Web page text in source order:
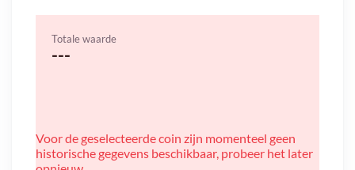
Totale waarde
---
Voor de geselecteerde coin zijn momenteel geen
historische gegevens beschikbaar, probeer het later